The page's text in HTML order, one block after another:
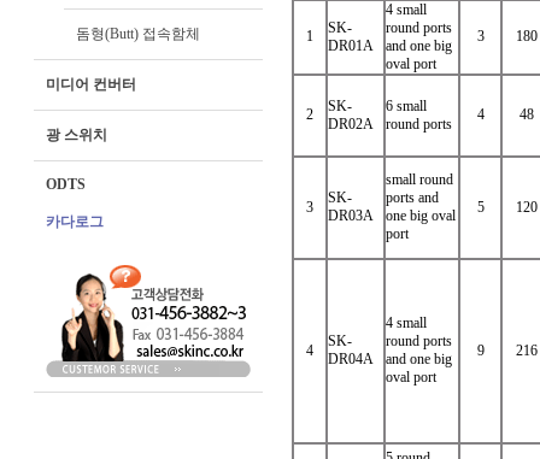
돔형(Butt) 접속함체
미디어 컨버터
광 스위치
ODTS
카다로그
1
SK-
DR01A
4 small
round ports
and one big
oval port
3 180
2
SK-
DR02A
6 small
round ports
4 48
3
SK-
DR03A
small round
ports and
one big oval
port
5 120
4
SK-
DR04A
4 small
round ports
and one big
oval port
9 216